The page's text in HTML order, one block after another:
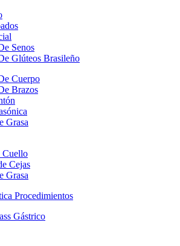
Senos
Glúteos Brasileño
Cuerpo
Brazos
Grasa
Cuello
Cejas
Grasa
Procedimientos
Gástrico